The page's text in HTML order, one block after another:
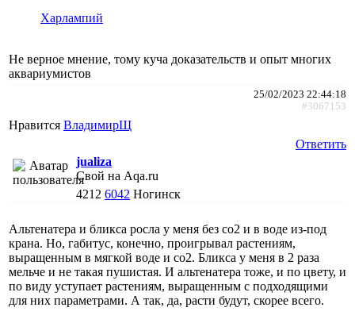
Харлампий
Не верное мнение, тому куча доказательств и опыт многих
аквариумистов
25/02/2023 22:44:18
#3067153
Нравится ВладимирЩ
Ответить
jualiza
Свой на Aqa.ru
4212 6042 Ногинск
Альтенатера и бликса росла у меня без со2 и в воде из-под
крана. Но, габитус, конечно, проигрывал растениям,
выращенным в мягкой воде и со2. Бликса у меня в 2 раза
мельче и не такая пушистая. И альтенатера тоже, и по цвету, и
по виду уступает растениям, выращенным с подходящими
для них параметрами. А так, да, расти будут, скорее всего.